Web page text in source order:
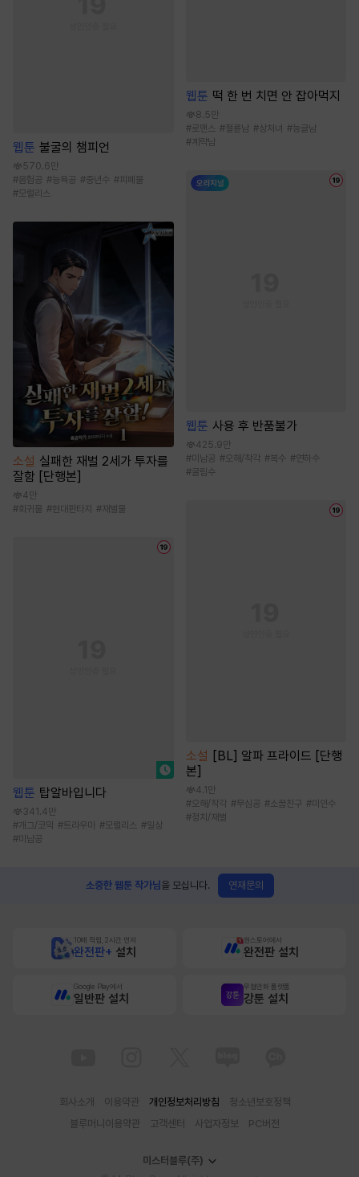
웹툰 불굴의 챔피언
570.6만
# 음험공 #능욕공 #중년수 #피폐물
#모럴리스
소설 실패한 재벌 2세가 투자를
잘함 [단행본]
4만
#회귀물 #현대판타지 # 재벌물
웹툰 탑알바입니다
341.4만
# 개그/코믹 #트라우마 #모럴리스 #일상
#미남공
웹툰 떡 한 번 치면 안 잡아먹지
8.5만
#로맨스 #절륜남 #상처녀 #능글남
#계략남
웹툰 사용 후 반품불가
425.9만
#미남공 #오해/착각 #복수 #연하수
#굴림수
소설 [BL] 알파 프라이드 [단행
본]
4.1만
#오해/착각 #무심공 #소꿉친구 #미인수
#정치/재벌
소중한 웹툰 작가님을 모십니다. 연재문의
10배 적립, 2시간 먼저
완전판+ 설치
원스토어에서
완전판 설치
Google Play에서
일반판 설치
무협만화 플랫폼
강툰 설치
회사소개 이용약관 개인정보처리방침
청소년보호정책
블루머니이용약관
고객센터 사업자정보 PC버전
미스터블루(주)